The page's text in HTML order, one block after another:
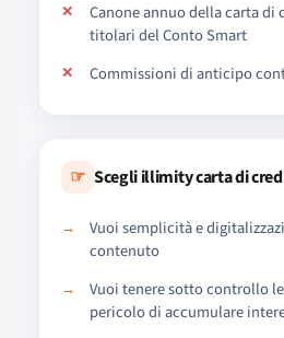
Canone annuo della carta di
titolari del Conto Smart
Commissioni di anticipo
☞ Scegli illimity carta di
Vuoi semplicità e
contenuto
Vuoi tenere sotto controllo
pericolo di accumulare